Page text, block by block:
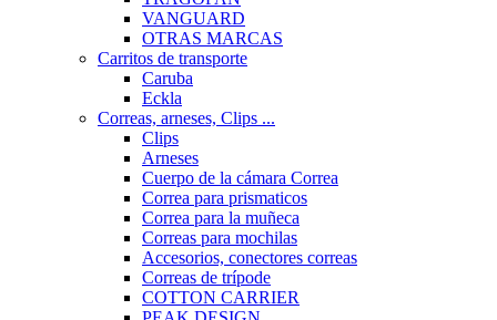
VANGUARD
OTRAS MARCAS
Carritos de transporte
Caruba
Eckla
Correas, arneses, Clips ...
Clips
Arneses
Cuerpo de la cámara Correa
Correa para prismaticos
Correa para la muñeca
Correas para mochilas
Accesorios, conectores correas
Correas de trípode
COTTON CARRIER